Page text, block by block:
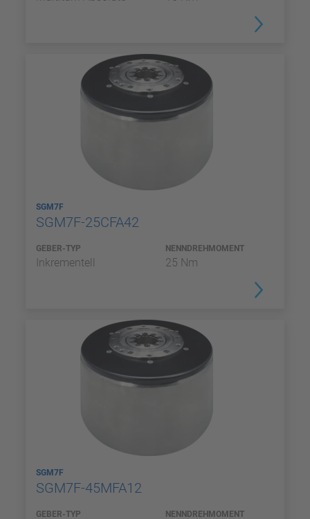
SGM7F
SGM7F-25CFA42
GEBER-TYP
Inkrementell
NENNDREHMOMENT
25 Nm
SGM7F
SGM7F-45MFA12
GEBER-TYP NENNDREHMOMENT